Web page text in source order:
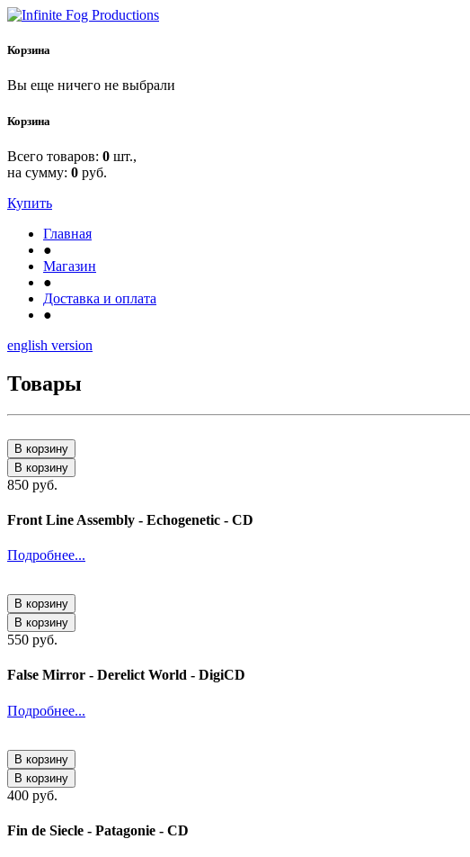
Корзина
Вы еще ничего не выбрали
Корзина
Всего товаров: 0 шт.,
на сумму: 0 руб.
Купить
Главная
●
Магазин
●
Доставка и оплата
●
english version
Товары
В корзину
В корзину
850 руб.
Front Line Assembly - Echogenetic - CD
Подробнее...
В корзину
В корзину
550 руб.
False Mirror - Derelict World - DigiCD
Подробнее...
В корзину
В корзину
400 руб.
Fin de Siecle - Patagonie - CD